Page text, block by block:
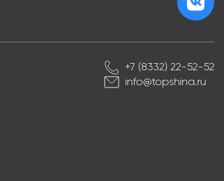
+7 (8332) 22-52-52
info@topshina.ru